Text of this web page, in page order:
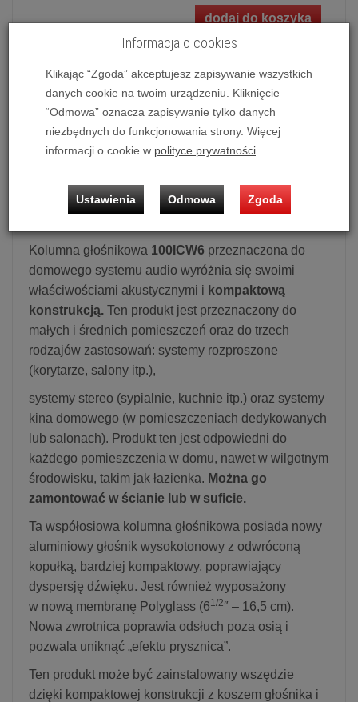
dodaj do koszyka
Głośnik instalacyjny Focal 100 ICW 6
Cena dotyczy 1 szt. kolumn.
Możliwość zakupu produktu w bezpłatnym systemie
Kolumna głośnikowa 100ICW6 przeznaczona do
domowego systemu audio wyróżnia się swoimi
właściwościami akustycznymi i kompaktową
konstrukcją. Ten produkt jest przeznaczony do
małych i średnich pomieszczeń oraz do trzech
rodzajów zastosowań: systemy rozproszone
(korytarze, salony itp.),
systemy stereo (sypialnie, kuchnie itp.) oraz systemy
kina domowego (w pomieszczeniach dedykowanych
lub salonach). Produkt ten jest odpowiedni do
każdego pomieszczenia w domu, nawet w wilgotnym
środowisku, takim jak łazienka. Można go
zamontować w ścianie lub w suficie.
Ta współosiowa kolumna głośnikowa posiada nowy
aluminiowy głośnik wysokotonowy z odwróconą
kopułką, bardziej kompaktowy, poprawiający
dyspersję dźwięku. Jest również wyposażony
w nową membranę Polyglass (61/2″ – 16,5 cm).
Nowa zwrotnica poprawia odsłuch poza osią i
pozwala uniknąć „efektu prysznica”.
Ten produkt może być zainstalowany wszędzie
dzięki kompaktowej konstrukcji z koszem głośnika i
Informacja o cookies
Klikając “Zgoda” akceptujesz zapisywanie wszystkich
danych cookie na twoim urządzeniu. Kliknięcie
“Odmowa” oznacza zapisywanie tylko danych
niezbędnych do funkcjonowania strony. Więcej
informacji o cookie w polityce prywatności
Ustawienia Odmowa Zgoda